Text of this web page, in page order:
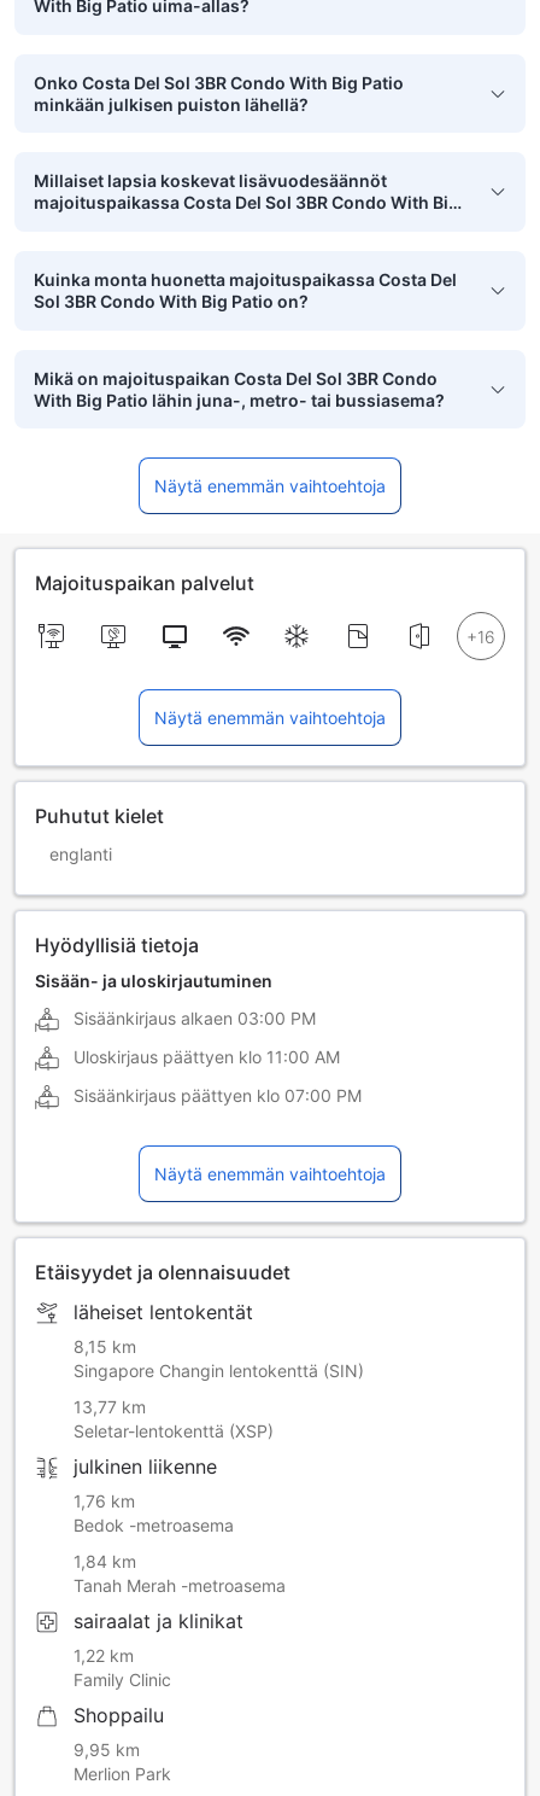
With Big Patio uima-allas?
Onko Costa Del Sol 3BR Condo With Big Patio
minkään julkisen puiston lähellä?
Millaiset lapsia koskevat lisävuodesäännöt
majoituspaikassa Costa Del Sol 3BR Condo With Big
Kuinka monta huonetta majoituspaikassa Costa Del
Sol 3BR Condo With Big Patio on?
Mikä on majoituspaikan Costa Del Sol 3BR Condo
With Big Patio lähin juna-, metro- tai bussiasema?
Näytä enemmän vaihtoehtoja
Majoituspaikan palvelut
Näytä enemmän vaihtoehtoja
Puhutut kielet
englanti
Hyödyllisiä tietoja
Sisään- ja uloskirjautuminen
Sisäänkirjaus alkaen 03:00 PM
Uloskirjaus päättyen klo 11:00 AM
Sisäänkirjaus päättyen klo 07:00 PM
Näytä enemmän vaihtoehtoja
Etäisyydet ja olennaisuudet
läheiset lentokentät
8,15 km
Singapore Changin lentokenttä (SIN)
13,77 km
Seletar-lentokenttä (XSP)
julkinen liikenne
1,76 km
Bedok -metroasema
1,84 km
Tanah Merah -metroasema
sairaalat ja klinikat
1,22 km
Family Clinic
Shoppailu
9,95 km
Merlion Park